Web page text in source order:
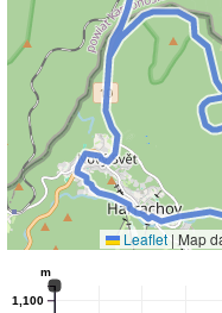
Leaflet | Map
1,100
m